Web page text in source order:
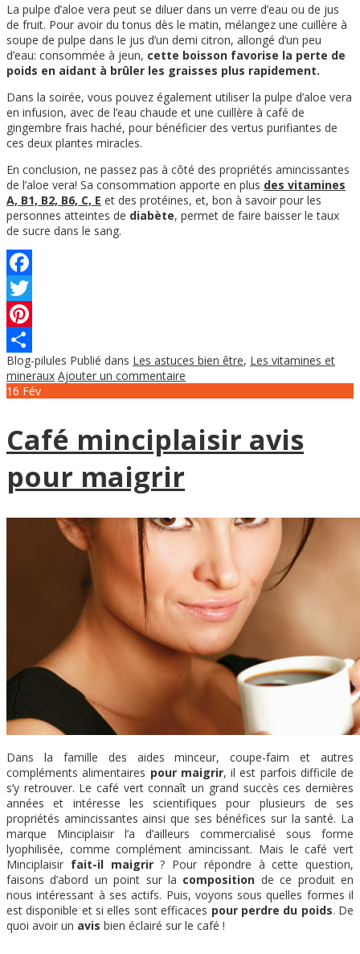
La pulpe d’aloe vera peut se diluer dans un verre d’eau ou de jus
de fruit. Pour avoir du tonus dès le matin, mélangez une cuillère à
soupe de pulpe dans le jus d’un demi citron, allongé d’un peu
d’eau: consommée à jeun, cette boisson favorise la perte de
poids en aidant à brûler les graisses plus rapidement.
Dans la soirée, vous pouvez également utiliser la pulpe d’aloe vera
en infusion, avec de l’eau chaude et une cuillère à café de
gingembre frais haché, pour bénéficier des vertus purifiantes de
ces deux plantes miracles.
En conclusion, ne passez pas à côté des propriétés amincissantes
de l’aloe vera! Sa consommation apporte en plus des vitamines
A, B1, B2, B6, C, E et des protéines, et, bon à savoir pour les
personnes atteintes de diabète, permet de faire baisser le taux
de sucre dans le sang.
Facebook
Twitter
Pinterest
Partager
Blog-pilules Publié dans Les astuces bien être, Les vitamines et
mineraux Ajouter un commentaire
16 Fév
Café minciplaisir avis
pour maigrir
Dans la famille des aides minceur, coupe-faim et autres
compléments alimentaires pour maigrir, il est parfois difficile de
s’y retrouver. Le café vert connaît un grand succès ces dernières
années et intéresse les scientifiques pour plusieurs de ses
propriétés amincissantes ainsi que ses bénéfices sur la santé. La
marque Minciplaisir l’a d’ailleurs commercialisé sous forme
lyophilisée, comme complément amincissant. Mais le café vert
Minciplaisir fait-il maigrir? Pour répondre à cette question,
faisons d’abord un point sur la composition de ce produit en
nous intéressant à ses actifs. Puis, voyons sous quelles formes il
est disponible et si elles sont efficaces pour perdre du poids. De
quoi avoir un avis bien éclairé sur le café !